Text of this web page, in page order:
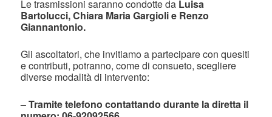
Le trasmissioni saranno condotte da Luisa
Bartolucci, Chiara Maria Gargioli e Renzo
Giannantonio.
Gli ascoltatori, che invitiamo a partecipare con quesiti
e contributi, potranno, come di consueto, scegliere
diverse modalità di intervento:
– Tramite telefono contattando durante la diretta il